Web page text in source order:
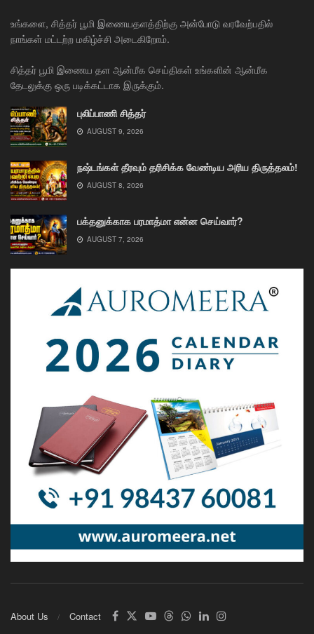
உங்களை, சித்தர் பூமி இணையதளத்திற்கு அன்போடு வரவேற்பதில்
நாங்கள் மட்டற்ற மகிழ்ச்சி அடைகிறோம்.
சித்தர் பூமி இணைய தள ஆன்மீக செய்திகள் உங்களின் ஆன்மீக
தேடலுக்கு ஒரு படிக்கட்டாக இருக்கும்.
புலிப்பாணி சித்தர்
AUGUST 9, 2026
நஷ்டங்கள் தீரவும் தரிசிக்க வேண்டிய அரிய திருத்தலம்!
AUGUST 8, 2026
பக்தனுக்காக பரமாத்மா என்ன செய்வார்?
AUGUST 7, 2026
About Us Contact